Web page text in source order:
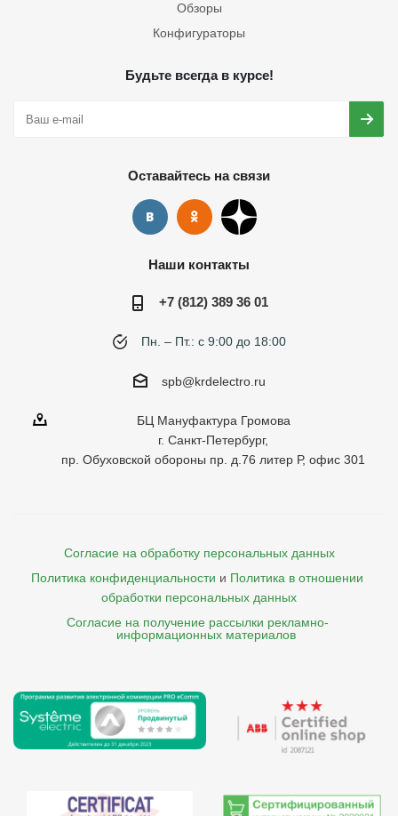
Обзоры
Конфигураторы
Будьте всегда в курсе!
Оставайтесь на связи
Наши контакты
+7 (812) 389 36 01
Пн. – Пт.: с 9:00 до 18:00
spb@krdelectro.ru
БЦ Мануфактура Громова
г. Санкт-Петербург,
пр. Обуховской обороны пр. д.76 литер Р, офис 301
Согласие на обработку персональных данных
Политика конфиденциальности и Политика в отношении
обработки персональных данных
Согласие на получение рассылки рекламно-
    информационных материалов